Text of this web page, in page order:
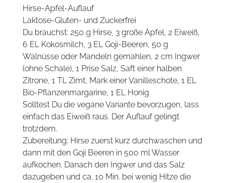
Hirse-Apfel-Auflauf
Laktose-Gluten- und Zuckerfrei
Du brauchst: 250 g Hirse, 3 große Äpfel, 2 Eiweiß,
6 EL Kokosmilch, 3 EL Goji-Beeren, 50 g
Walnüsse oder Mandeln gemahlen, 2 cm Ingwer
(ohne Schale), 1 Prise Salz, Saft einer halben
Zitrone, 1 TL Zimt, Mark einer Vanilleschote, 1 EL
Bio-Pflanzenmargarine, 1 EL Honig
Solltest Du die vegane Variante bevorzugen, lass
einfach das Eiweiß raus. Der Auflauf gelingt
trotzdem.
Zubereitung: Hirse zuerst kurz durchwaschen und
dann mit den Goji Beeren in 500 ml Wasser
aufkochen. Danach den Ingwer und das Salz
dazugeben und ca. 10 Min. bei wenig Hitze die